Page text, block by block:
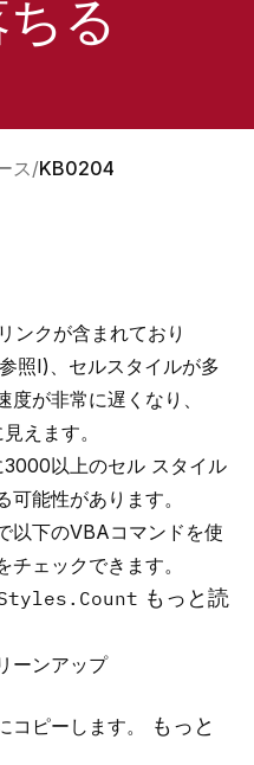
る
ス KB0204
ンクが含まれており
照I)、セルスタイルが多
が非常に遅くなり、
えます。
以上のセル スタイル
能性があります。
以下のVBAコマンドを使
ェックできます。
もっと読
ーンアップ
コピーします。
もっと